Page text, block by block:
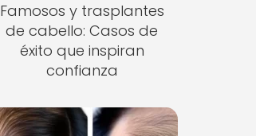
Famosos y trasplantes
de cabello: Casos de
éxito que inspiran
confianza